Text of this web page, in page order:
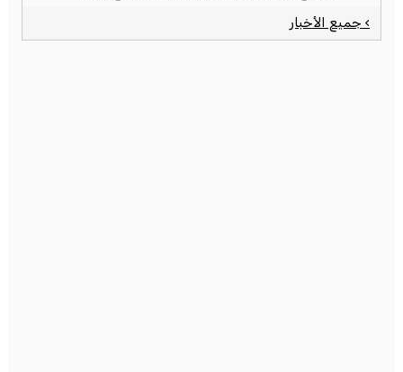
› جميع الأخبار